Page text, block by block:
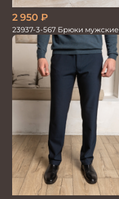
2 950 ₽
23937-3-567 Брюки мужские